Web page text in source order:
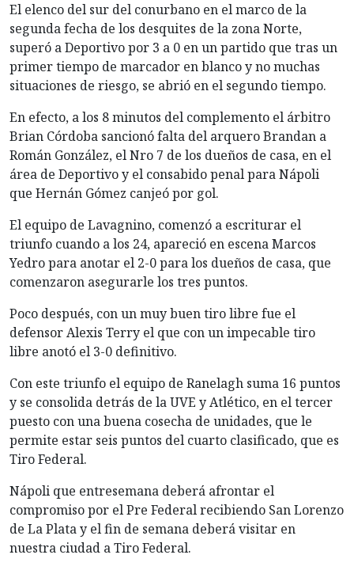
El elenco del sur del conurbano en el marco de la
segunda fecha de los desquites de la zona Norte,
superó a Deportivo por 3 a 0 en un partido que tras un
primer tiempo de marcador en blanco y no muchas
situaciones de riesgo, se abrió en el segundo tiempo.
En efecto, a los 8 minutos del complemento el árbitro
Brian Córdoba sancionó falta del arquero Brandan a
Román González, el Nro 7 de los dueños de casa, en el
área de Deportivo y el consabido penal para Nápoli
que Hernán Gómez canjeó por gol.
El equipo de Lavagnino, comenzó a escriturar el
triunfo cuando a los 24, apareció en escena Marcos
Yedro para anotar el 2-0 para los dueños de casa, que
comenzaron asegurarle los tres puntos.
Poco después, con un muy buen tiro libre fue el
defensor Alexis Terry el que con un impecable tiro
libre anotó el 3-0 definitivo.
Con este triunfo el equipo de Ranelagh suma 16 puntos
y se consolida detrás de la UVE y Atlético, en el tercer
puesto con una buena cosecha de unidades, que le
permite estar seis puntos del cuarto clasificado, que es
Tiro Federal.
Nápoli que entresemana deberá afrontar el
compromiso por el Pre Federal recibiendo San Lorenzo
de La Plata y el fin de semana deberá visitar en
nuestra ciudad a Tiro Federal.